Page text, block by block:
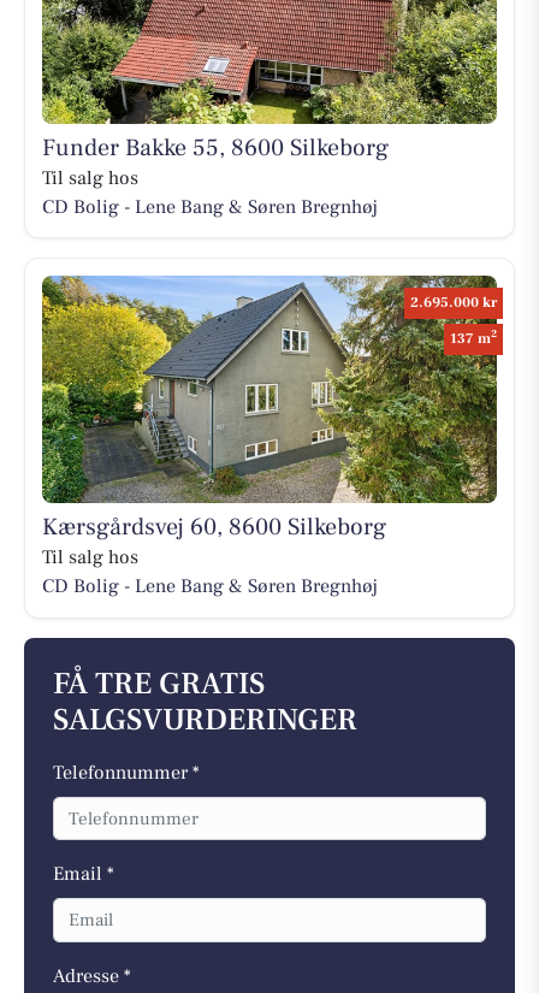
Funder Bakke 55, 8600 Silkeborg
Til salg hos
CD Bolig - Lene Bang & Søren Bregnhøj
2.695.000 kr
137 m2
Kærsgårdsvej 60, 8600 Silkeborg
Til salg hos
CD Bolig - Lene Bang & Søren Bregnhøj
FÅ TRE GRATIS
SALGSVURDERINGER
Telefonnummer *
Email *
Adresse *